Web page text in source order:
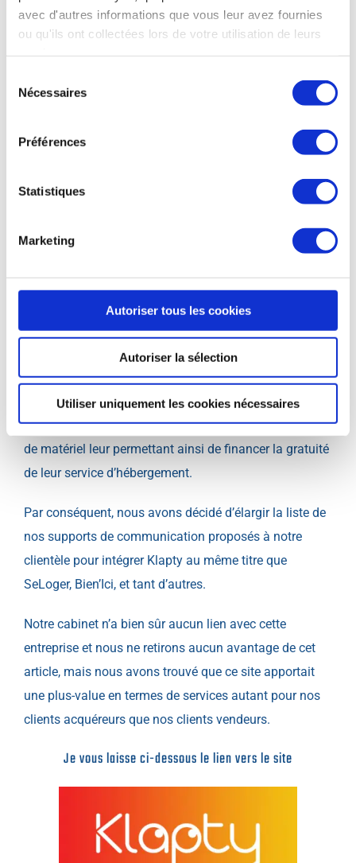
avec d'autres informations que vous leur avez fournies
ou qu'ils ont collectées lors de votre utilisation de leurs
Nécessaires
Préférences
Statistiques
Marketing
Autoriser tous les cookies
Autoriser la sélection
Utiliser uniquement les cookies nécessaires
est une plateforme gratuite de mise en ligne de
visites virtuelles à destination des agences
immobilières. Les biens sont référencés selon plusieurs
critères et des options de sécurité, selon nos dernières
informations obtenues, sont en cours de
développement (visite privée protégée par mot de
suffisamment performants pour réaliser les montages
des visites virtuelles en un tour de mains !
Les créateurs présentent leur service comme
« l’Instagram des visites virtuelles » mais ce n’est pas
tout. Ils proposent aussi la possibilité de mettre en
relation des photographes professionnels et la vente
de matériel leur permettant ainsi de financer la gratuité
de leur service d’hébergement.
Par conséquent, nous avons décidé d’élargir la liste de
nos supports de communication proposés à notre
clientèle pour intégrer Klapty au même titre que
SeLoger, Bien’Ici, et tant d’autres.
Notre cabinet n’a bien sûr aucun lien avec cette
entreprise et nous ne retirons aucun avantage de cet
article, mais nous avons trouvé que ce site apportait
une plus-value en termes de services autant pour nos
clients acquéreurs que nos clients vendeurs.
Je vous laisse ci-dessous le lien vers le site